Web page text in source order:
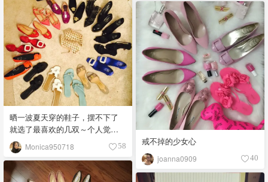
晒一波夏天穿的鞋子，摆不下了
就选了最喜欢的几双～个人觉得
都是比较经典的！
Monica950718 58 戒不掉的少女心
joanna0909 40